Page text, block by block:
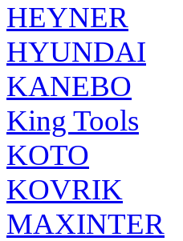
HEYNER
HYUNDAI
KANEBO
King Tools
KOTO
KOVRIK
MAXINTER